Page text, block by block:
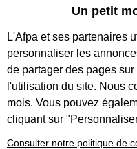
NOS
Un petit
L'Afpa et ses partenaires
personnaliser les
de partager des pages
l'utilisation du site. Nous
mois. Vous pouvez
cliquant sur
Consulter notre politique de